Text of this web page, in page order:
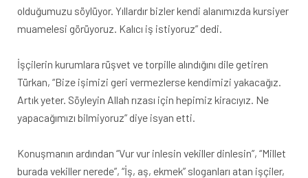
olduğumuzu söylüyor. Yıllardır bizler kendi alanımızda kursiyer
muamelesi görüyoruz. Kalıcı iş istiyoruz” dedi.
İşçilerin kurumlara rüşvet ve torpille alındığını dile getiren
Türkan, “Bize işimizi geri vermezlerse kendimizi yakacağız.
Artık yeter. Söyleyin Allah rızası için hepimiz kiracıyız. Ne
yapacağımızı bilmiyoruz” diye isyan etti.
Konuşmanın ardından “Vur vur inlesin vekiller dinlesin”, “Millet
burada vekiller nerede”, “İş, aş, ekmek” sloganları atan işçiler,